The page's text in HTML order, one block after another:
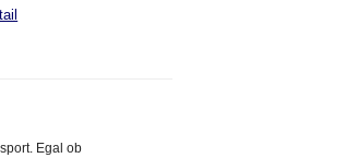
Egal ob